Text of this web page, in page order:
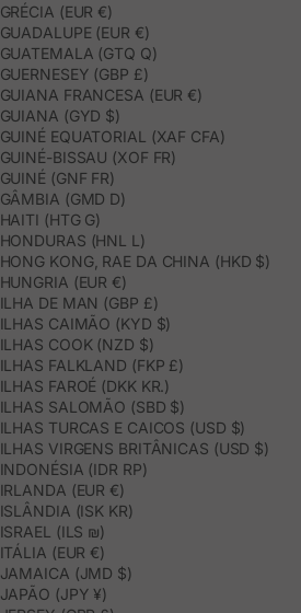
GRÉCIA (EUR €)
GUADALUPE (EUR €)
GUATEMALA (GTQ Q)
GUERNESEY (GBP £)
GUIANA FRANCESA (EUR €)
GUIANA (GYD $)
GUINÉ EQUATORIAL (XAF CFA)
GUINÉ-BISSAU (XOF FR)
GUINÉ (GNF FR)
GÂMBIA (GMD D)
HAITI (HTG G)
HONDURAS (HNL L)
HONG KONG, RAE DA CHINA (HKD $)
HUNGRIA (EUR €)
ILHA DE MAN (GBP £)
ILHAS CAIMÃO (KYD $)
ILHAS COOK (NZD $)
ILHAS FALKLAND (FKP £)
ILHAS FAROÉ (DKK KR.)
ILHAS SALOMÃO (SBD $)
ILHAS TURCAS E CAICOS (USD $)
ILHAS VIRGENS BRITÂNICAS (USD $)
INDONÉSIA (IDR RP)
IRLANDA (EUR €)
ISLÂNDIA (ISK KR)
ISRAEL (ILS ₪)
ITÁLIA (EUR €)
JAMAICA (JMD $)
JAPÃO (JPY ¥)